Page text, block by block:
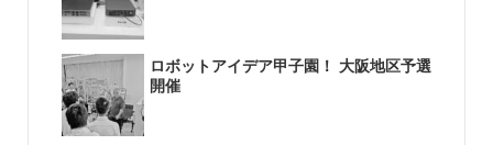
ロボットアイデア甲子園！ 大阪地区予選
開催